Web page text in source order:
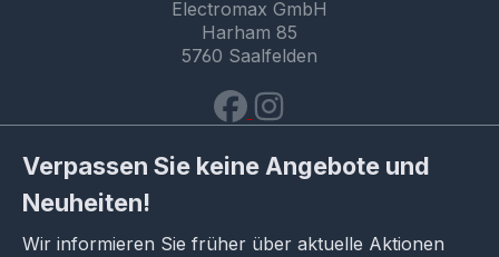
Electromax GmbH
Harham 85
5760 Saalfelden
Verpassen Sie keine Angebote und
Neuheiten!
Wir informieren Sie früher über aktuelle Aktionen